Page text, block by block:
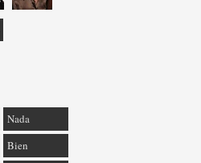
Nada
Bien